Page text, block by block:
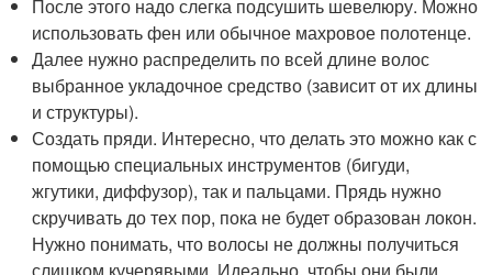
После этого надо слегка подсушить шевелюру. Можно
использовать фен или обычное махровое полотенце.
Далее нужно распределить по всей длине волос
выбранное укладочное средство (зависит от их длины
и структуры).
Создать пряди. Интересно, что делать это можно как с
помощью специальных инструментов (бигуди,
жгутики, диффузор), так и пальцами. Прядь нужно
скручивать до тех пор, пока не будет образован локон.
Нужно понимать, что волосы не должны получиться